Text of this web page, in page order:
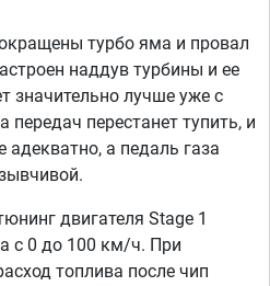
турбо яма и провал
наддув турбины и ее
значительно лучше уже с
передач перестанет тупить, и
адекватно, а педаль газа
двигателя Stage 1
с 0 до 100 км/ч. При
топлива после чип